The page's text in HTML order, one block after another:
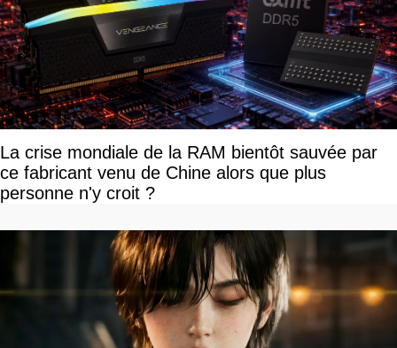
La crise mondiale de la RAM bientôt sauvée par
ce fabricant venu de Chine alors que plus
personne n'y croit ?